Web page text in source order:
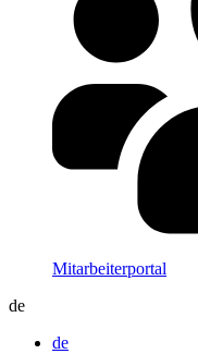
Mitarbeiterportal
de
de